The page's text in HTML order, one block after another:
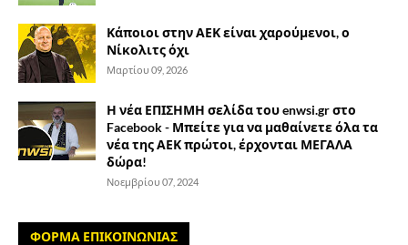
Κάποιοι στην ΑΕΚ είναι χαρούμενοι, ο
Νίκολιτς όχι
Μαρτίου 09, 2026
Η νέα ΕΠΙΣΗΜΗ σελίδα του enwsi.gr στο
Facebook - Μπείτε για να μαθαίνετε όλα τα
νέα της ΑΕΚ πρώτοι, έρχονται ΜΕΓΑΛΑ
δώρα!
Νοεμβρίου 07, 2024
ΦΟΡΜΑ ΕΠΙΚΟΙΝΩΝΙΑΣ